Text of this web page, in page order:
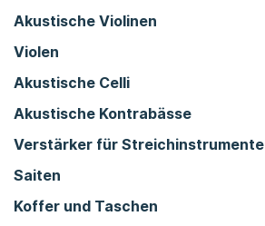
Akustische Violinen
Violen
Akustische Celli
Akustische Kontrabässe
Verstärker für Streichinstrumente
Saiten
Koffer und Taschen